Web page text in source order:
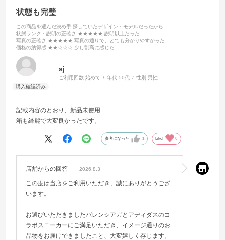
状態も完璧
この商品を選んだ決め手:探していたデザイン・モデルだったから
状態ランク・説明の正確さ :★★★★★ 説明以上だった
写真の正確さ :★★★★★ 写真の通りで、とても分かりやすかった
価格の納得感:★★☆☆☆ 少し割高に感じた
sj
ご利用回数:始めて 年代:50代 性別:男性
記載内容のとおり、新品未使用
箱も綺麗で大変良かったです。
参考になった 1 Like! 0
店舗からの回答 2026.8.3
この度は当店をご利用いただき、誠にありがとうござ
います。
お選びいただきましたバレンシアガとアディダスのコ
ラボスニーカーにご満足いただき、イメージ通りのお
品物をお届けできましたこと、大変嬉しく存じます。